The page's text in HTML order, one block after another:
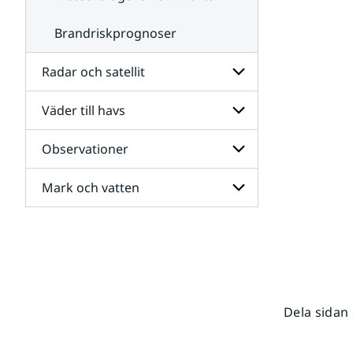
Brandriskprognoser
Radar och satellit
Undersidor
för
Radar
och
satellit
Väder till havs
Undersidor
för
Väder
till
havs
Observationer
Undersidor
för
Mark och vatten
Dela sidan